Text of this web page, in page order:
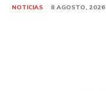
NOTICIAS 8 AGOSTO, 2026